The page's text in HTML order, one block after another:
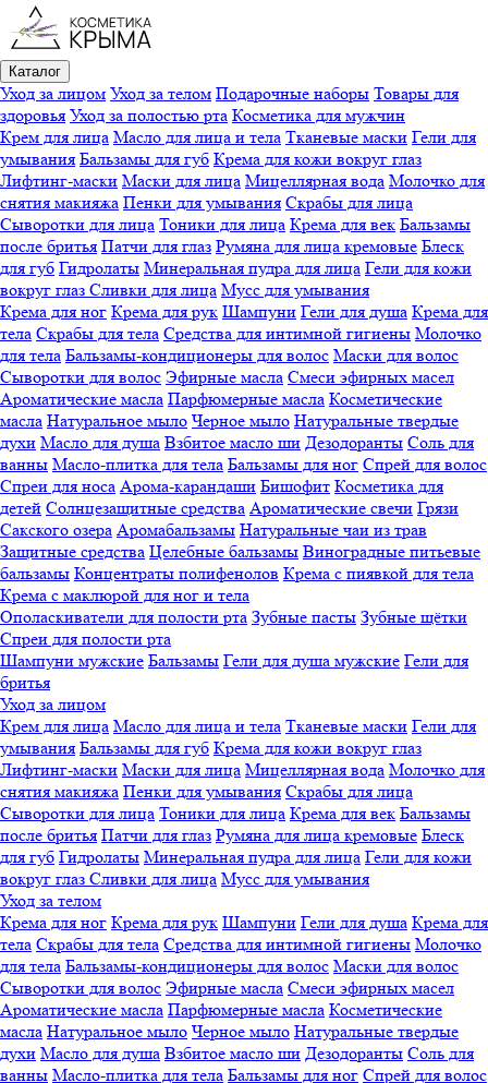
Каталог
Уход за лицом Уход за телом Подарочные наборы Товары для
здоровья Уход за полостью рта Косметика для мужчин
Крем для лица Масло для лица и тела Тканевые маски Гели для
умывания Бальзамы для губ Крема для кожи вокруг глаз
Лифтинг-маски Маски для лица Мицеллярная вода Молочко для
снятия макияжа Пенки для умывания Скрабы для лица
Сыворотки для лица Тоники для лица Крема для век Бальзамы
после бритья Патчи для глаз Румяна для лица кремовые Блеск
для губ Гидролаты Минеральная пудра для лица Гели для кожи
вокруг глаз Сливки для лица Мусс для умывания
Крема для ног Крема для рук Шампуни Гели для душа Крема для
тела Скрабы для тела Средства для интимной гигиены Молочко
для тела Бальзамы-кондиционеры для волос Маски для волос
Сыворотки для волос Эфирные масла Смеси эфирных масел
Ароматические масла Парфюмерные масла Косметические
масла Натуральное мыло Черное мыло Натуральные твердые
духи Масло для душа Взбитое масло ши Дезодоранты Соль для
ванны Масло-плитка для тела Бальзамы для ног Спрей для волос
Спреи для носа Арома-карандаши Бишофит Косметика для
детей Солнцезащитные средства Ароматические свечи Грязи
Cакского озера Аромабальзамы Натуральные чаи из трав
Защитные средства Целебные бальзамы Виноградные питьевые
бальзамы Концентраты полифенолов Крема с пиявкой для тела
Крема с маклюрой для ног и тела
Ополаскиватели для полости рта Зубные пасты Зубные щётки
Спреи для полости рта
Шампуни мужские Бальзамы Гели для душа мужские Гели для
бритья
Уход за лицом
Крем для лица Масло для лица и тела Тканевые маски Гели для
умывания Бальзамы для губ Крема для кожи вокруг глаз
Лифтинг-маски Маски для лица Мицеллярная вода Молочко для
снятия макияжа Пенки для умывания Скрабы для лица
Сыворотки для лица Тоники для лица Крема для век Бальзамы
после бритья Патчи для глаз Румяна для лица кремовые Блеск
для губ Гидролаты Минеральная пудра для лица Гели для кожи
вокруг глаз Сливки для лица Мусс для умывания
Уход за телом
Крема для ног Крема для рук Шампуни Гели для душа Крема для
тела Скрабы для тела Средства для интимной гигиены Молочко
для тела Бальзамы-кондиционеры для волос Маски для волос
Сыворотки для волос Эфирные масла Смеси эфирных масел
Ароматические масла Парфюмерные масла Косметические
масла Натуральное мыло Черное мыло Натуральные твердые
духи Масло для душа Взбитое масло ши Дезодоранты Соль для
ванны Масло-плитка для тела Бальзамы для ног Спрей для волос